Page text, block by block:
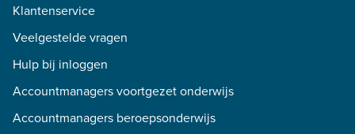
Klantenservice
Veelgestelde vragen
Hulp bij inloggen
Accountmanagers voortgezet onderwijs
Accountmanagers beroepsonderwijs